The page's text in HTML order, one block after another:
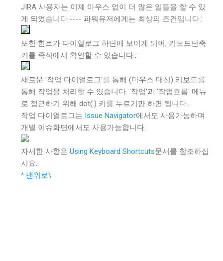
JIRA 사용자는 이제 마우스 없이 더 많은 일들을 할 수 있
게 되었습니다 ---- 파워유저에게는 최상의 조건입니다.:
또한 힌트가 다이얼로그 하단에 보이게 되어, 키보드단축
키를 즉석에서 확인할 수 있습니다.:
새로운 '작업 다이얼로그'를 통해 (마우스 대신) 키보드를
통해 작업을 처리할 수 있습니다. '작업'과 '작업흐름' 메뉴
로 접근하기 위해 dot(.) 키를 누르기만 하면 됩니다.
작업 다이얼로그는 Issue Navigator에서도 사용가능하며
개별 이슈화면에서도 사용가능합니다.
자세한 사항은 Using Keyboard Shortcuts문서를 참조하십
시요.
^ 맨위로\